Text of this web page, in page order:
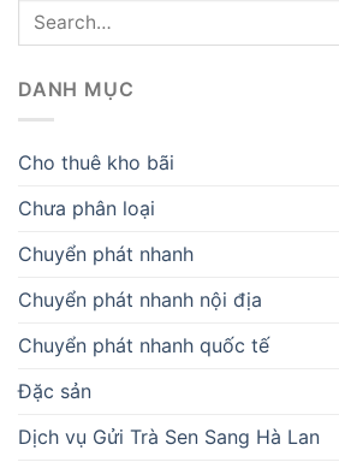
DANH MỤC
Cho thuê kho bãi
Chưa phân loại
Chuyển phát nhanh
Chuyển phát nhanh nội địa
Chuyển phát nhanh quốc tế
Đặc sản
Dịch vụ Gửi Trà Sen Sang Hà Lan